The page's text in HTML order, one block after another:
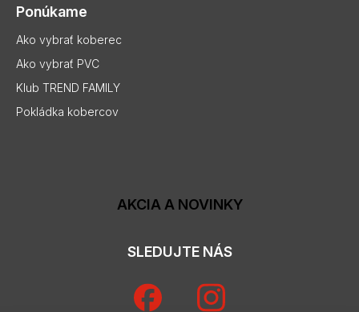
Ponúkame
Ako vybrať koberec
Ako vybrať PVC
Klub TREND FAMILY
Pokládka kobercov
AKCIA A NOVINKY
SLEDUJTE NÁS